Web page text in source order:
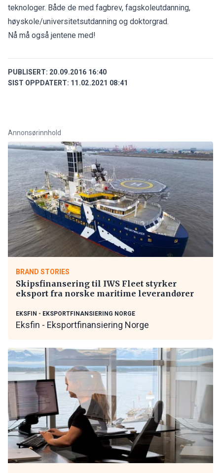
teknologer. Både de med fagbrev, fagskoleutdanning,
høyskole/universitetsutdanning og doktorgrad.
Nå må også jentene med!
PUBLISERT: 20.09.2016 16:40
SIST OPPDATERT: 11.02.2021 08:41
Annonsørinnhold
BRAND STORIES
Skipsfinansering til IWS Fleet styrker
eksport fra norske maritime leverandører
EKSFIN - EKSPORTFINANSIERING NORGE
Eksfin - Eksportfinansiering Norge